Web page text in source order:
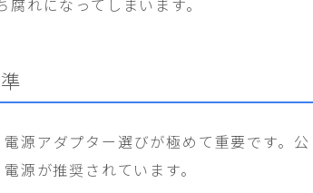
れになってしまいます。
源アダプター選びが極めて重要です。公
が推奨されています。